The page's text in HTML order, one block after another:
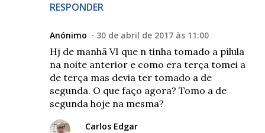
RESPONDER
Anónimo 30 de abril de 2017 às 11:00
Hj de manhã VI que n tinha tomado a pílula
na noite anterior e como era terça tomei a
de terça mas devia ter tomado a de
segunda. O que faço agora? Tomo a de
segunda hoje na mesma?
Carlos Edgar